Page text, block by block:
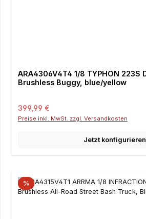
ARA4306V4T4 1/8 TYPHON 223S DSC 4X4 RTR
Brushless Buggy, blue/yellow
Regulärer Preis:
399,99 €
Preise inkl. MwSt. zzgl. Versandkosten
Jetzt konfigurieren
%